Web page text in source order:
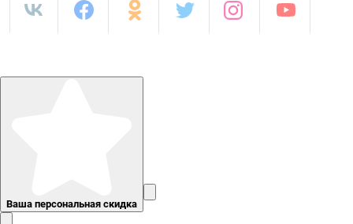
Ваша персональная скидка